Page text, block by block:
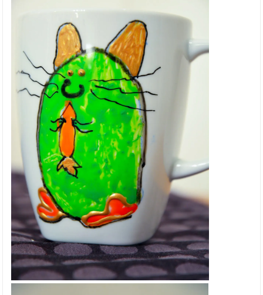
Tovet påskehare
Klippeark fra Hobbykunst
Lag julepynt med barna
Snømann lykt
Telys lykt
Kreative kalendergaver hobby
Kreative kalendergaver kort
Kreative kalendergaver for barna
Nytt design fra Reprint
Filofax Eco Essential
Påskepynt med isoporegg
Påskekurv
Støpeform for lysestaker